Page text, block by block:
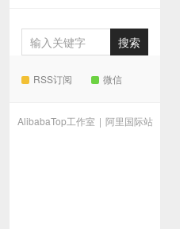
RSS订阅 微信
AlibabaTop工作室 | 阿里国际站